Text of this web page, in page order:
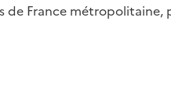
France métropolitaine,